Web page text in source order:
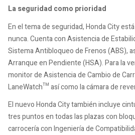
La seguridad como prioridad
En el tema de seguridad, Honda City
nunca. Cuenta con Asistencia de
Sistema Antibloqueo de Frenos (ABS),
Arranque en Pendiente (HSA). Para la
monitor de Asistencia de Cambio de
LaneWatch™ así como la cámara de
El nuevo Honda City también incluye
tres puntos en todas las plazas con
carrocería con Ingeniería de